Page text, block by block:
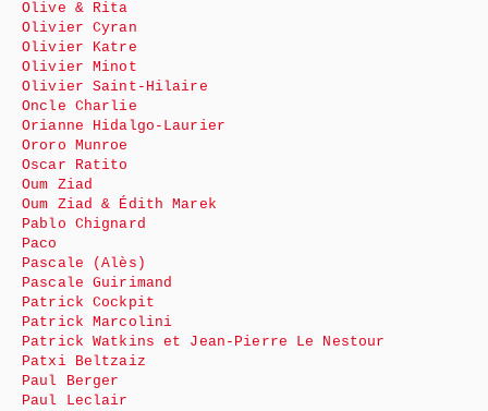
Olive & Rita
Olivier Cyran
Olivier Katre
Olivier Minot
Olivier Saint-Hilaire
Oncle Charlie
Orianne Hidalgo-Laurier
Ororo Munroe
Oscar Ratito
Oum Ziad
Oum Ziad & Édith Marek
Pablo Chignard
Paco
Pascale (Alès)
Pascale Guirimand
Patrick Cockpit
Patrick Marcolini
Patrick Watkins et Jean-Pierre Le Nestour
Patxi Beltzaiz
Paul Berger
Paul Leclair